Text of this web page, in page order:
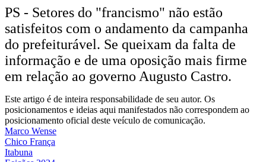
PS - Setores do "francismo" não estão
satisfeitos com o andamento da campanha
do prefeiturável. Se queixam da falta de
informação e de uma oposição mais firme
em relação ao governo Augusto Castro.
Este artigo é de inteira responsabilidade de seu autor. Os
posicionamentos e ideias aqui manifestados não correspondem ao
posicionamento oficial deste veículo de comunicação.
Marco Wense
Chico França
Itabuna